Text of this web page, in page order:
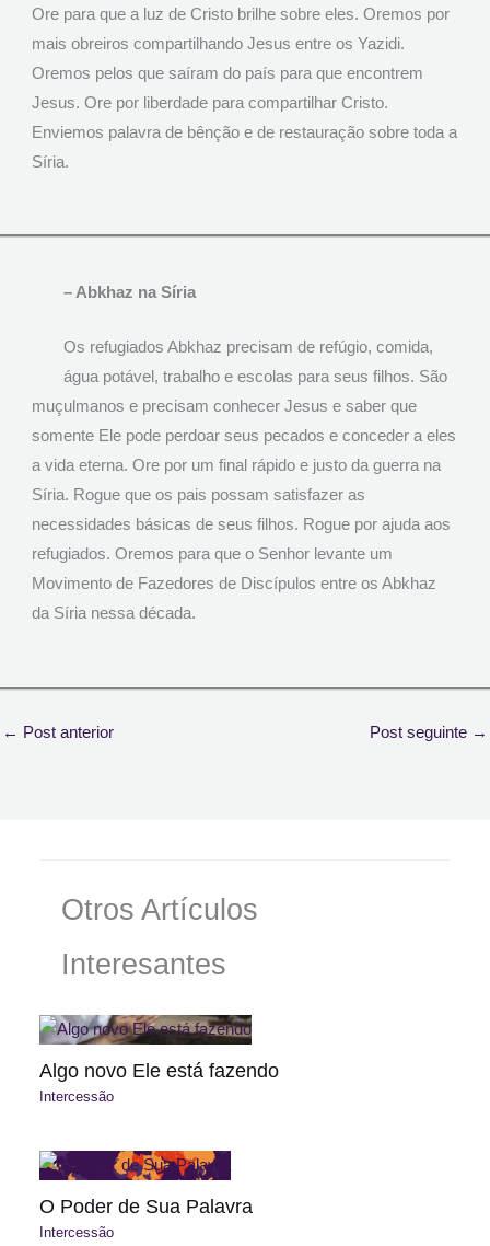
Ore para que a luz de Cristo brilhe sobre eles. Oremos por
mais obreiros compartilhando Jesus entre os Yazidi.
Oremos pelos que saíram do país para que encontrem
Jesus. Ore por liberdade para compartilhar Cristo.
Enviemos palavra de bênção e de restauração sobre toda a
Síria.
– Abkhaz na Síria
Os refugiados Abkhaz precisam de refúgio, comida,
água potável, trabalho e escolas para seus filhos. São
muçulmanos e precisam conhecer Jesus e saber que
somente Ele pode perdoar seus pecados e conceder a eles
a vida eterna. Ore por um final rápido e justo da guerra na
Síria. Rogue que os pais possam satisfazer as
necessidades básicas de seus filhos. Rogue por ajuda aos
refugiados. Oremos para que o Senhor levante um
Movimento de Fazedores de Discípulos entre os Abkhaz
da Síria nessa década.
← Post anterior Post seguinte →
Otros Artículos
Interesantes
Algo novo Ele está fazendo
Intercessão
O Poder de Sua Palavra
Intercessão